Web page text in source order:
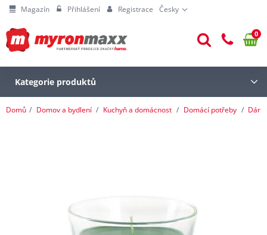
Magazín Přihlášení Registrace Česky
0
Kategorie produktů
Domů Domov a bydlení Kuchyň a domácnost Domácí potřeby